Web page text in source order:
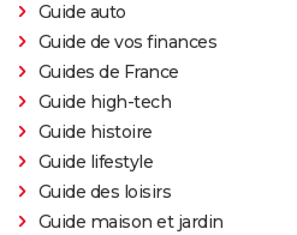
Guide auto
Guide de vos finances
Guides de France
Guide high-tech
Guide histoire
Guide lifestyle
Guide des loisirs
Guide maison et jardin